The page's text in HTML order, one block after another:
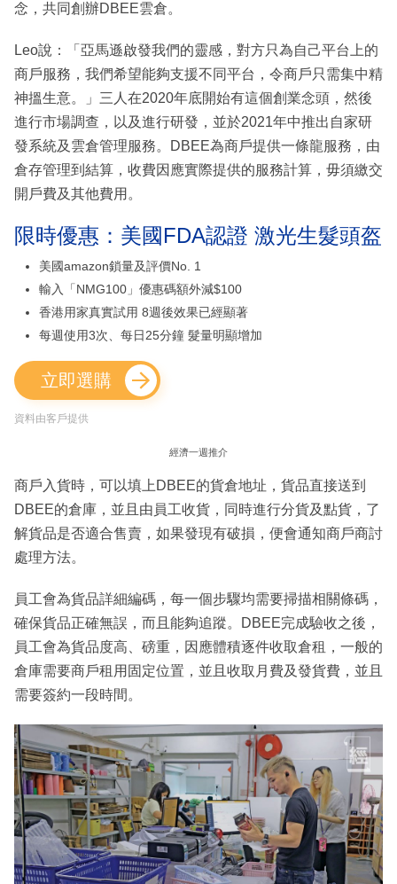
念，共同創辦DBEE雲倉。
Leo說：「亞馬遜啟發我們的靈感，對方只為自己平台上的
商戶服務，我們希望能夠支援不同平台，令商戶只需集中精
神搵生意。」三人在2020年底開始有這個創業念頭，然後
進行市場調查，以及進行研發，並於2021年中推出自家研
發系統及雲倉管理服務。DBEE為商戶提供一條龍服務，由
倉存管理到結算，收費因應實際提供的服務計算，毋須繳交
開戶費及其他費用。
限時優惠：美國FDA認證 激光生髮頭盔
美國amazon鎖量及評價No. 1
輸入「NMG100」優惠碼額外減$100
香港用家真實試用 8週後效果已經顯著
每週使用3次、每日25分鐘 髮量明顯增加
立即選購
資料由客戶提供
經濟一週推介
商戶入貨時，可以填上DBEE的貨倉地址，貨品直接送到
DBEE的倉庫，並且由員工收貨，同時進行分貨及點貨，了
解貨品是否適合售賣，如果發現有破損，便會通知商戶商討
處理方法。
員工會為貨品詳細編碼，每一個步驟均需要掃描相關條碼，
確保貨品正確無誤，而且能夠追蹤。DBEE完成驗收之後，
員工會為貨品度高、磅重，因應體積逐件收取倉租，一般的
倉庫需要商戶租用固定位置，並且收取月費及發貨費，並且
需要簽約一段時間。